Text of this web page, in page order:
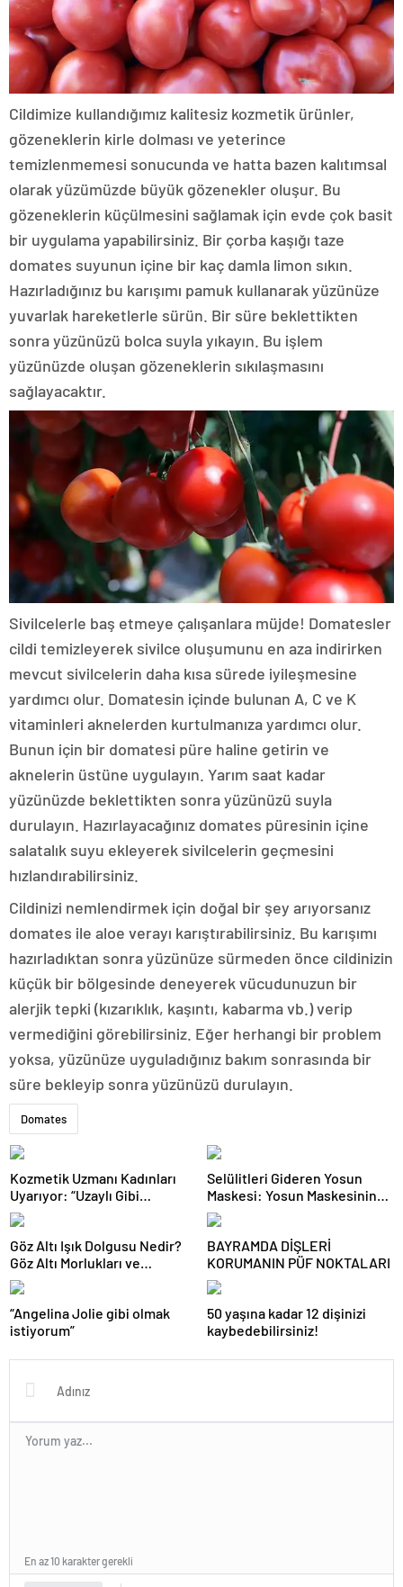
Cildimize kullandığımız kalitesiz kozmetik ürünler,
gözeneklerin kirle dolması ve yeterince
temizlenmemesi sonucunda ve hatta bazen kalıtımsal
olarak yüzümüzde büyük gözenekler oluşur. Bu
gözeneklerin küçülmesini sağlamak için evde çok basit
bir uygulama yapabilirsiniz. Bir çorba kaşığı taze
domates suyunun içine bir kaç damla limon sıkın.
Hazırladığınız bu karışımı pamuk kullanarak yüzünüze
yuvarlak hareketlerle sürün. Bir süre beklettikten
sonra yüzünüzü bolca suyla yıkayın. Bu işlem
yüzünüzde oluşan gözeneklerin sıkılaşmasını
sağlayacaktır.
Sivilcelerle baş etmeye çalışanlara müjde! Domatesler
cildi temizleyerek sivilce oluşumunu en aza indirirken
mevcut sivilcelerin daha kısa sürede iyileşmesine
yardımcı olur. Domatesin içinde bulunan A, C ve K
vitaminleri aknelerden kurtulmanıza yardımcı olur.
Bunun için bir domatesi püre haline getirin ve
aknelerin üstüne uygulayın. Yarım saat kadar
yüzünüzde beklettikten sonra yüzünüzü suyla
durulayın. Hazırlayacağınız domates püresinin içine
salatalık suyu ekleyerek sivilcelerin geçmesini
hızlandırabilirsiniz.
Cildinizi nemlendirmek için doğal bir şey arıyorsanız
domates ile aloe verayı karıştırabilirsiniz. Bu karışımı
hazırladıktan sonra yüzünüze sürmeden önce cildinizin
küçük bir bölgesinde deneyerek vücudunuzun bir
alerjik tepki (kızarıklık, kaşıntı, kabarma vb.) verip
vermediğini görebilirsiniz. Eğer herhangi bir problem
yoksa, yüzünüze uyguladığınız bakım sonrasında bir
süre bekleyip sonra yüzünüzü durulayın.
Domates
Kozmetik Uzmanı Kadınları
Uyarıyor: “Uzaylı Gibi
Görünmek İstemiyorsanız,
Yüzünüzdeki O Bölgeye Dolgu
Yaptırmayın”
Selülitleri Gideren Yosun
Maskesi: Yosun Maskesinin
Faydaları
Göz Altı Işık Dolgusu Nedir?
Göz Altı Morlukları ve
Çukurlar İçin Kalıcı Çözüm!
BAYRAMDA DİŞLERİ
KORUMANIN PÜF NOKTALARI
“Angelina Jolie gibi olmak
istiyorum”
50 yaşına kadar 12 dişinizi
kaybedebilirsiniz!
En az 10 karakter gerekli